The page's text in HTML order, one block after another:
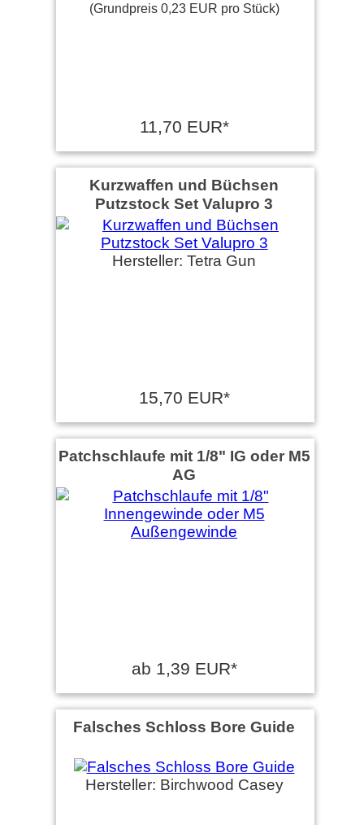
Tolles Produkt, super Preis-/
Bernd K. schrieb am
28.02.2018
Gute Qualität, kann ich
empfehlen
(Grundpreis 0,23 EUR pro Stück)
11,70 EUR*
Kurzwaffen und Büchsen
Putzstock Set Valupro 3
Hersteller: Tetra Gun
15,70 EUR*
Patchschlaufe mit 1/8" IG oder M5
AG
ab 1,39 EUR*
Falsches Schloss Bore Guide
Hersteller: Birchwood Casey